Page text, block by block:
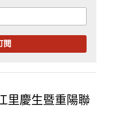
閱
里慶生暨重陽聯